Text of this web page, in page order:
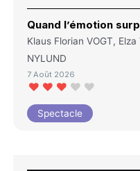
Quand l’émotion
Klaus Florian VOGT, Elza
NYLUND
7 Août 2026
Spectacle